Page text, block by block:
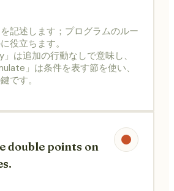
記述します；プログラムのルー
役立ちます。
は追加の行動なしで意味し、
」は条件を表す節を使い、
です。
double points on